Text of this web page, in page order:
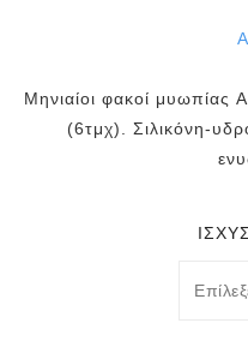
Μηνιαίοι φακοί
(6τμχ). Σιλικόνη-